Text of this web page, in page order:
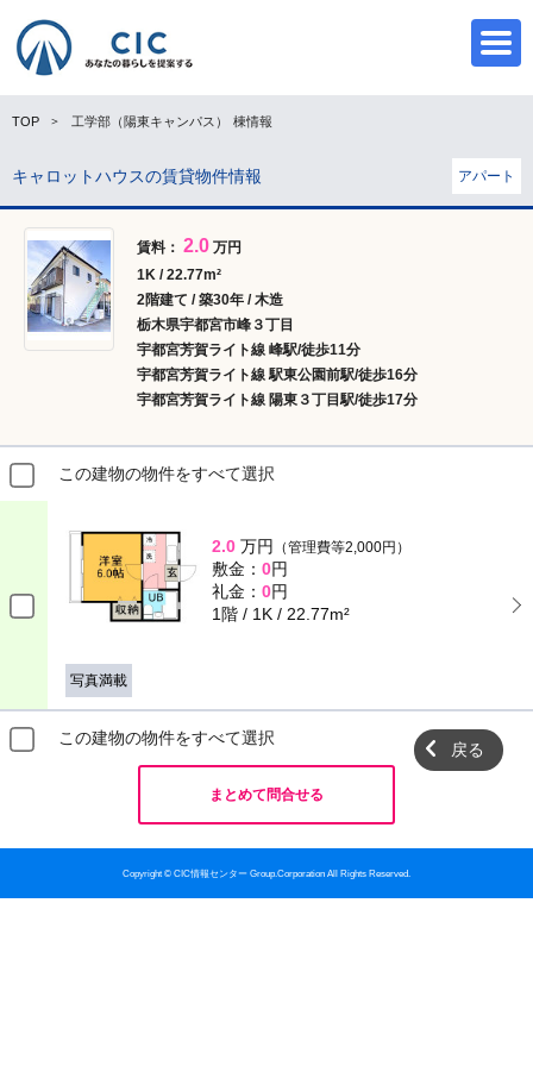
TOP 工学部（陽東キャンパス） 棟情報
キャロットハウスの賃貸物件情報 アパート
賃料： 2.0 万円
1K / 22.77m²
2階建て / 築30年 / 木造
栃木県宇都宮市峰３丁目
宇都宮芳賀ライト線 峰駅/徒歩11分
宇都宮芳賀ライト線 駅東公園前駅/徒歩16分
宇都宮芳賀ライト線 陽東３丁目駅/徒歩17分
この建物の物件をすべて選択
2.0 万円 （管理費等2,000円）
敷金： 0円
礼金： 0円
1階 / 1K / 22.77m²
写真満載
この建物の物件をすべて選択
戻る
まとめて問合せる
Copyright © CIC情報センター Group.Corporation All Rights Reserved.